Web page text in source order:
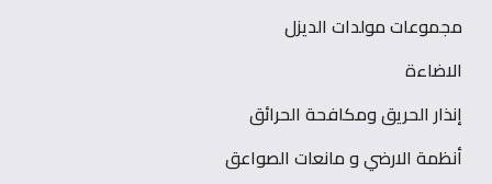
مجموعات مولدات الديزل
الاضاءة
إنذار الحريق ومكافحة الحرائق
أنظمة الارضي و مانعات الصواعق